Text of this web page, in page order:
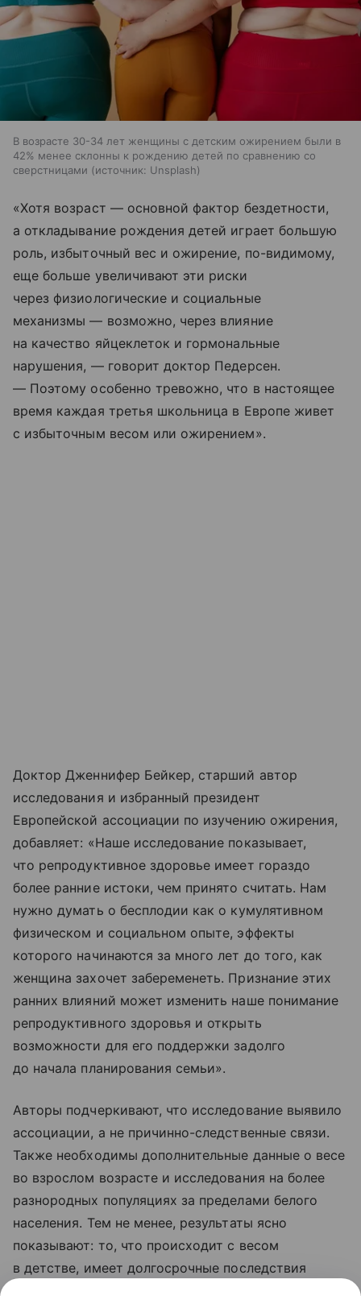
В возрасте 30-34 лет женщины с детским ожирением были в
42% менее склонны к рождению детей по сравнению со
сверстницами
источник: Unsplash
«Хотя возраст — основной фактор бездетности,
а откладывание рождения детей играет большую
роль, избыточный вес и ожирение, по-видимому,
еще больше увеличивают эти риски
через физиологические и социальные
механизмы — возможно, через влияние
на качество яйцеклеток и гормональные
нарушения, — говорит доктор Педерсен.
— Поэтому особенно тревожно, что в настоящее
время каждая третья школьница в Европе живет
с избыточным весом или ожирением».
Доктор Дженнифер Бейкер, старший автор
исследования и избранный президент
Европейской ассоциации по изучению ожирения,
добавляет: «Наше исследование показывает,
что репродуктивное здоровье имеет гораздо
более ранние истоки, чем принято считать. Нам
нужно думать о бесплодии как о кумулятивном
физическом и социальном опыте, эффекты
которого начинаются за много лет до того, как
женщина захочет забеременеть. Признание этих
ранних влияний может изменить наше понимание
репродуктивного здоровья и открыть
возможности для его поддержки задолго
до начала планирования семьи».
Авторы подчеркивают, что исследование выявило
ассоциации, а не причинно-следственные связи.
Также необходимы дополнительные данные о весе
во взрослом возрасте и исследования на более
разнородных популяциях за пределами белого
населения. Тем не менее, результаты ясно
показывают: то, что происходит с весом
в детстве, имеет долгосрочные последствия